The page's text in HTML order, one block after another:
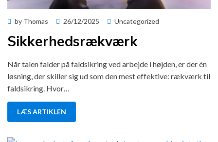
by Thomas
Posted
26/12/2025 Uncategorized
Sikkerhedsrækværk
Når talen falder på faldsikring ved arbejde i højden, er der én
løsning, der skiller sig ud som den mest effektive: rækværk til
faldsikring. Hvor…
LÆS ARTIKLEN